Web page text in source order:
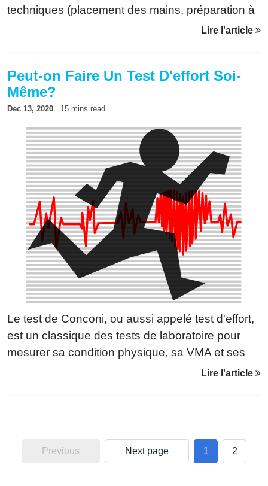
techniques (placement des mains, préparation à
la prise d'eau,...), elle exige une rupture de
configuration de travailler ce dernier point.
Lire l'article
Peut-on Faire Un Test D'effort Soi-
Même?
Dec 13, 2020 15 mins read
Le test de Conconi, ou aussi appelé test d'effort,
est un classique des tests de laboratoire pour
mesurer sa condition physique, sa VMA et ses
fréquences de seuil. Le protocole semble simple
Lire l'article
Previous Next page 1 2